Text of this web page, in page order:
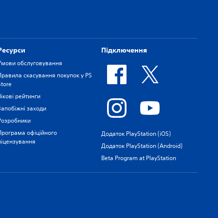
обслуговування
скасування покупок у PS
рейтинги
заходи
офіційного
Підключення
Додаток PlayStation (iOS)
Додаток PlayStation (Android)
Beta Program at PlayStation